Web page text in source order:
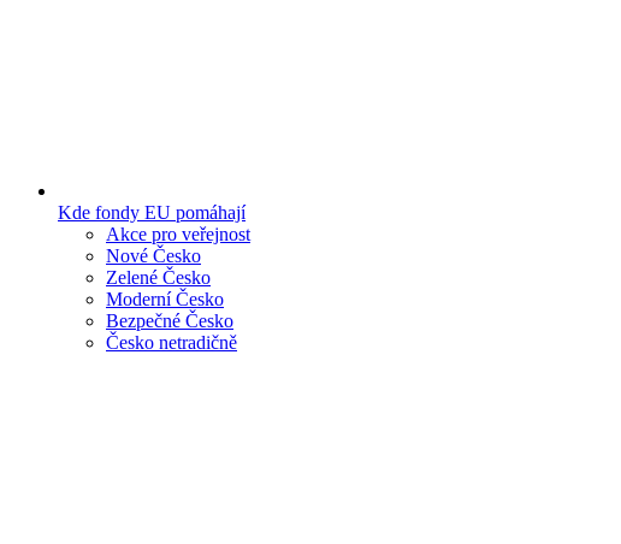
Kde fondy EU pomáhají
Akce pro veřejnost
Nové Česko
Zelené Česko
Moderní Česko
Bezpečné Česko
Česko netradičně